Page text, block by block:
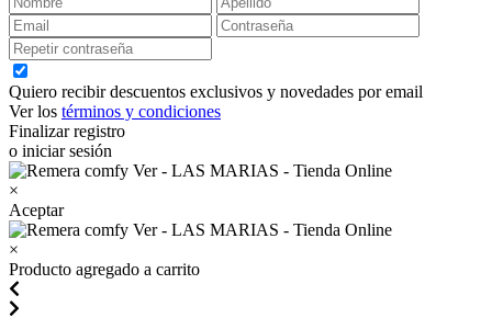
Quiero recibir descuentos exclusivos y novedades por email
Ver los términos y condiciones
Finalizar registro
o iniciar sesión
×
Aceptar
×
Producto agregado a carrito